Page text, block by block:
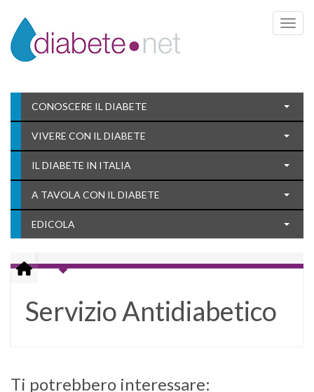
Toggle
CONOSCERE IL DIABETE
VIVERE CON IL DIABETE
IL DIABETE IN ITALIA
A TAVOLA CON IL DIABETE
EDICOLA
Servizio Antidiabetico
Ti potrebbero interessare: